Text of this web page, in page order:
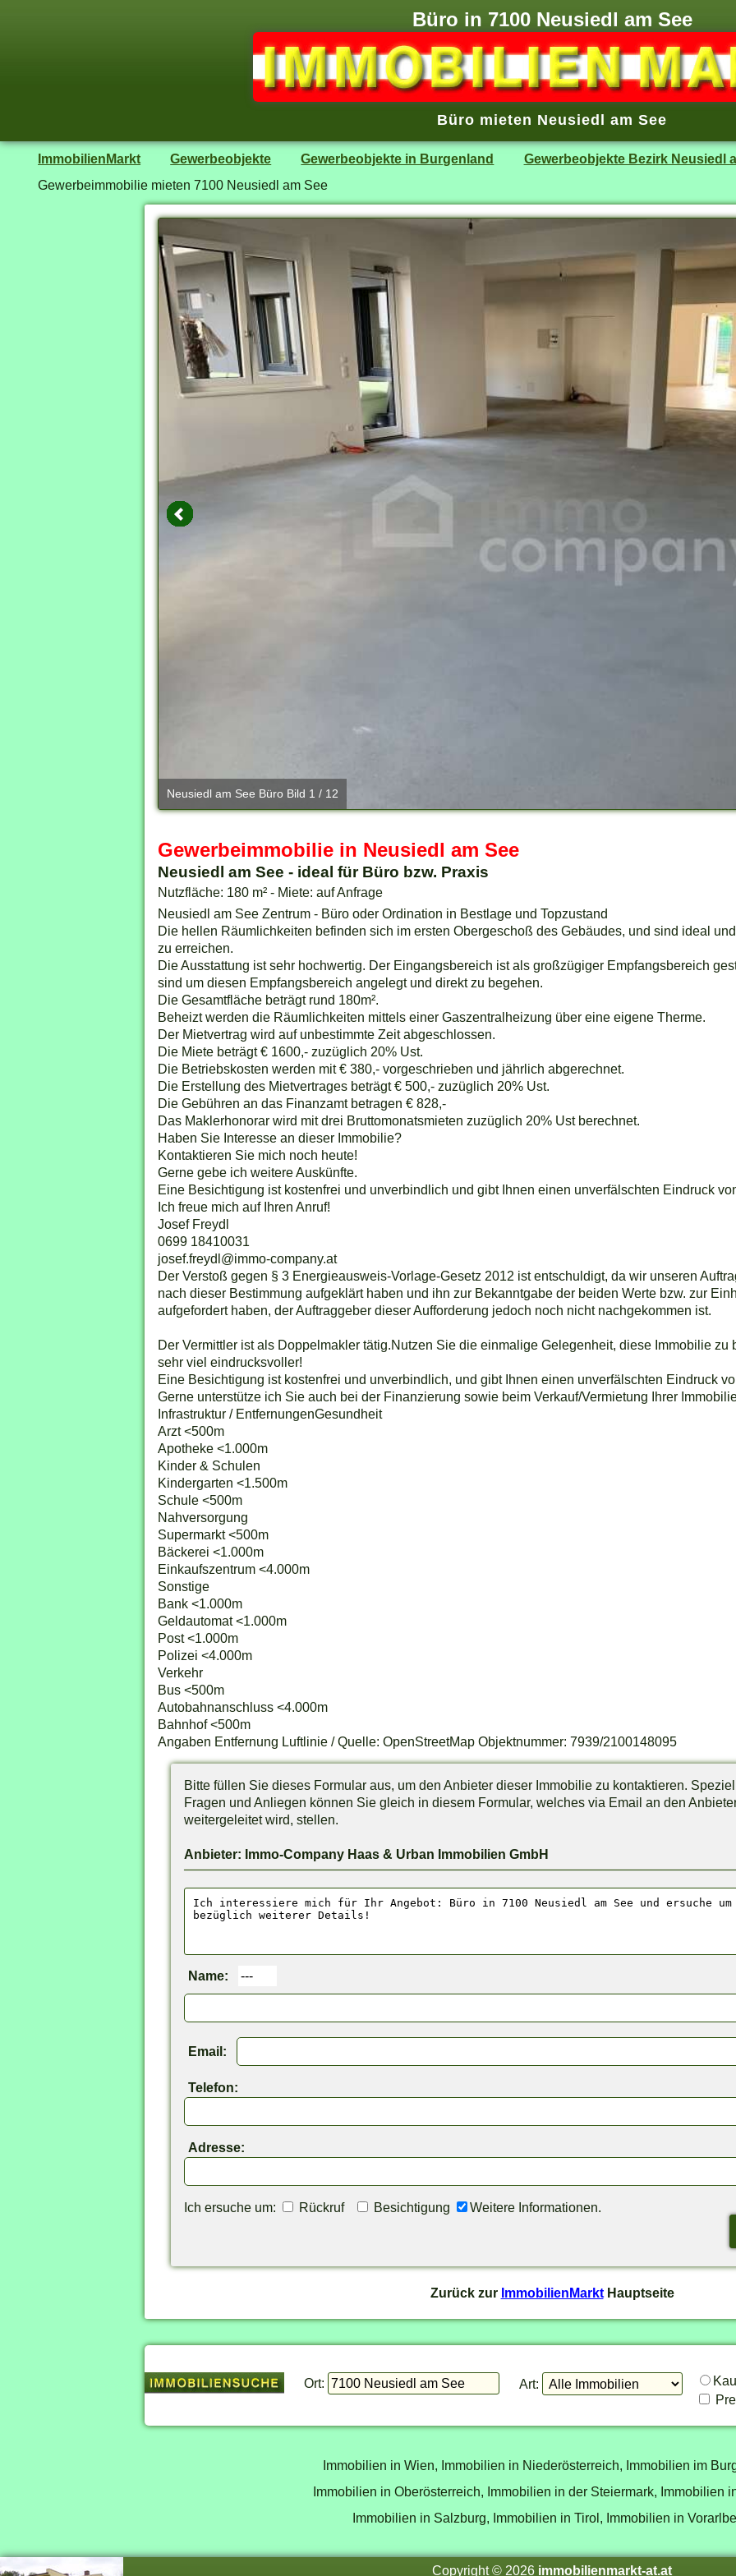
Büro in 7100 Neusiedl am See
Büro mieten Neusiedl am See
ImmobilienMarkt Gewerbeobjekte Gewerbeobjekte in Burgenland
Gewerbeobjekte Bezirk Neusiedl
Gewerbeimmobilie mieten 7100 Neusiedl am See
Neusiedl am See Büro Bild 1 / 12
Gewerbeimmobilie in Neusiedl am See
Neusiedl am See - ideal für Büro bzw. Praxis
Nutzfläche: 180 m² - Miete: auf Anfrage
Neusiedl am See Zentrum - Büro oder Ordination in Bestlage und Topzustand
Die hellen Räumlichkeiten befinden sich im ersten Obergeschoß des Gebäudes, und sind ideal
zu erreichen.
Die Ausstattung ist sehr hochwertig. Der Eingangsbereich ist als großzügiger Empfangsbereich
sind um diesen Empfangsbereich angelegt und direkt zu begehen.
Die Gesamtfläche beträgt rund 180m².
Beheizt werden die Räumlichkeiten mittels einer Gaszentralheizung über eine eigene Therme.
Der Mietvertrag wird auf unbestimmte Zeit abgeschlossen.
Die Miete beträgt € 1600,- zuzüglich 20% Ust.
Die Betriebskosten werden mit € 380,- vorgeschrieben und jährlich abgerechnet.
Die Erstellung des Mietvertrages beträgt € 500,- zuzüglich 20% Ust.
Die Gebühren an das Finanzamt betragen € 828,-
Das Maklerhonorar wird mit drei Bruttomonatsmieten zuzüglich 20% Ust berechnet.
Haben Sie Interesse an dieser Immobilie?
Kontaktieren Sie mich noch heute!
Gerne gebe ich weitere Auskünfte.
Eine Besichtigung ist kostenfrei und unverbindlich und gibt Ihnen einen unverfälschten Eindruck
Ich freue mich auf Ihren Anruf!
Josef Freydl
0699 18410031
josef.freydl@immo-company.at
Der Verstoß gegen § 3 Energieausweis-Vorlage-Gesetz 2012 ist entschuldigt, da wir unseren
nach dieser Bestimmung aufgeklärt haben und ihn zur Bekanntgabe der beiden Werte bzw. zur
aufgefordert haben, der Auftraggeber dieser Aufforderung jedoch noch nicht nachgekommen ist.
Der Vermittler ist als Doppelmakler tätig.Nutzen Sie die einmalige Gelegenheit, diese Immobilie
sehr viel eindrucksvoller!
Eine Besichtigung ist kostenfrei und unverbindlich, und gibt Ihnen einen unverfälschten Eindruck
Gerne unterstütze ich Sie auch bei der Finanzierung sowie beim Verkauf/Vermietung Ihrer
Infrastruktur / EntfernungenGesundheit
Arzt <500m
Apotheke <1.000m
Kinder & Schulen
Kindergarten <1.500m
Schule <500m
Nahversorgung
Supermarkt <500m
Bäckerei <1.000m
Einkaufszentrum <4.000m
Sonstige
Bank <1.000m
Geldautomat <1.000m
Post <1.000m
Polizei <4.000m
Verkehr
Bus <500m
Autobahnanschluss <4.000m
Bahnhof <500m
Angaben Entfernung Luftlinie / Quelle: OpenStreetMap Objektnummer: 7939/2100148095
Bitte füllen Sie dieses Formular aus, um den Anbieter dieser Immobilie zu kontaktieren.
Fragen und Anliegen können Sie gleich in diesem Formular, welches via Email an den
weitergeleitet wird, stellen.
Anbieter: Immo-Company Haas & Urban Immobilien GmbH
Name:
Email:
Telefon:
Adresse:
Ich ersuche um: Rückruf Besichtigung Weitere Informationen.
Zurück zur ImmobilienMarktHauptseite
Ort: Art:
Immobilien in Wien, Immobilien in Niederösterreich, Immobilien im
Immobilien in Oberösterreich, Immobilien in der Steiermark, Immobilien
Immobilien in Salzburg, Immobilien in Tirol, Immobilien in
Copyright © 2026 immobilienmarkt-at.at